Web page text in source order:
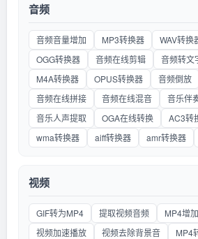
音频
音频音量增加 MP3转换器 WAV转换
OGG转换器
音频在线剪辑 音频转文
M4A转换器
OPUS转换器 音频倒放
音频在线拼接
音频在线混音
音乐伴
音乐人声提取
OGA在线转换 AC3转
wma转换器
aiff转换器 amr转换器
视频
GIF转为MP4 提取视频音频
MP4增
视频加速播放
视频去除背景音 MP4